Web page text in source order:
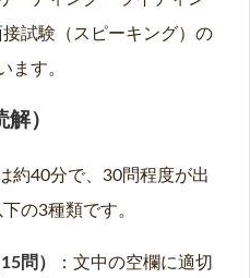
試験（スピーキング）の
ます。
）
約40分で、30問程度が出
の3種類です。
問）
：文中の空欄に適切